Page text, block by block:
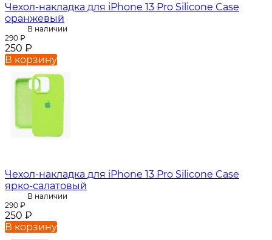
Чехол-накладка для iPhone 13 Pro Silicone Case
оранжевый
В наличии
290 ₽
250 ₽
В корзину
Чехол-накладка для iPhone 13 Pro Silicone Case
ярко-салатовый
В наличии
290 ₽
250 ₽
В корзину